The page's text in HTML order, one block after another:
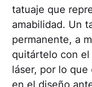
tatuaje que
amabilidad. Un
permanente, a
quitártelo con
láser, por lo que
en el diseño